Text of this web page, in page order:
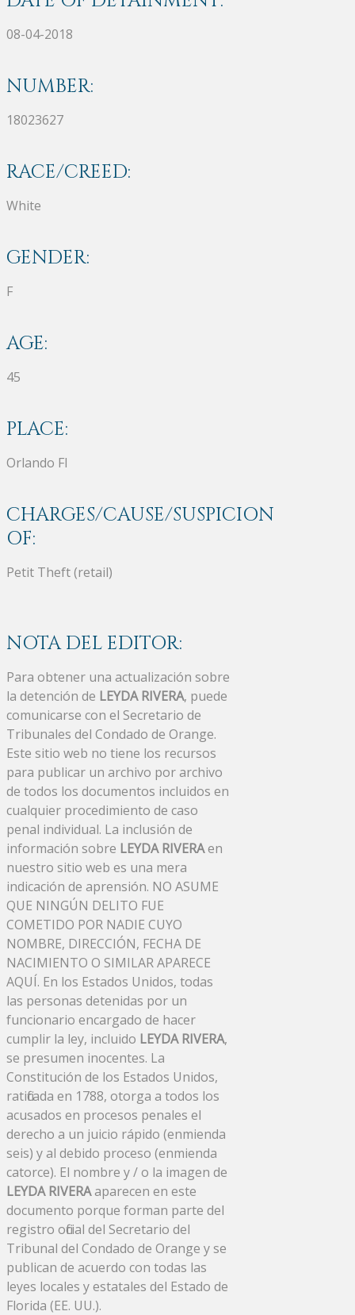
08-04-2018
NUMBER:
18023627
RACE/CREED:
White
GENDER:
F
AGE:
45
PLACE:
Orlando Fl
CHARGES/CAUSE/SUSPICION
OF:
Petit Theft (retail)
NOTA DEL EDITOR:
Para obtener una actualización sobre
la detención de LEYDA RIVERA, puede
comunicarse con el Secretario de
Tribunales del Condado de Orange.
Este sitio web no tiene los recursos
para publicar un archivo por archivo
de todos los documentos incluidos en
cualquier procedimiento de caso
penal individual. La inclusión de
información sobre LEYDA RIVERAen
nuestro sitio web es una mera
indicación de aprensión. NO ASUME
QUE NINGÚN DELITO FUE
COMETIDO POR NADIE CUYO
NOMBRE, DIRECCIÓN, FECHA DE
NACIMIENTO O SIMILAR APARECE
AQUÍ. En los Estados Unidos, todas
las personas detenidas por un
funcionario encargado de hacer
cumplir la ley, incluido LEYDA RIVERA,
se presumen inocentes. La
Constitución de los Estados Unidos,
ratificada en 1788, otorga a todos los
acusados ​​en procesos penales el
derecho a un juicio rápido (enmienda
seis) y al debido proceso (enmienda
catorce). El nombre y / o la imagen de
LEYDA RIVERAaparecen en este
documento porque forman parte del
registro oficial del Secretario del
Tribunal del Condado de Orange y se
publican de acuerdo con todas las
leyes locales y estatales del Estado de
Florida (EE. UU.).